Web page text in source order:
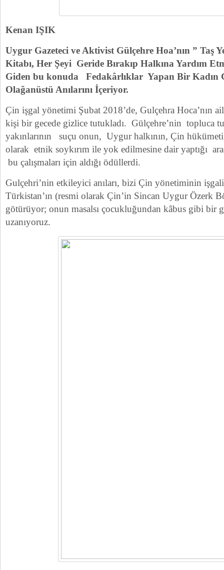
Kenan IŞIK
Uygur Gazeteci ve Aktivist Gülçehre Hoa’nın ” Taş
Kitabı, Her Şeyi Geride Bırakıp Halkına Yardım
Giden bu konuda Fedakârlıklar Yapan Bir Kadın
Olağanüstü Anılarını İçeriyor.
Çin işgal yönetimi Şubat 2018’de, Gulçehra Hoca’nın
kişi bir gecede gizlice tutukladı. Gülçehre’nin topluca
yakınlarının suçu onun, Uygur halkının, Çin hükümeti
olarak etnik soykırım ile yok edilmesine dair yaptığı
bu çalışmaları için aldığı ödüllerdi.
Gulçehri’nin etkileyici anıları, bizi Çin yönetiminin
Türkistan’ın (resmi olarak Çin’in Sincan Uygur Özerk
götürüyor; onun masalsı çocukluğundan kâbus gibi bir
uzanıyoruz.